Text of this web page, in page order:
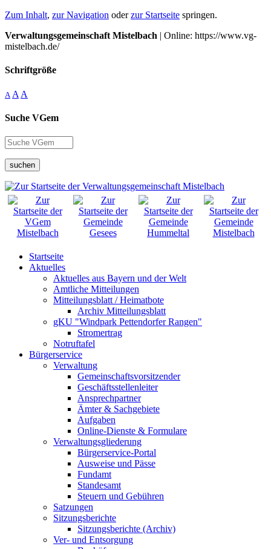
Zum Inhalt, zur Navigation oderzur Startseite springen.
Verwaltungsgemeinschaft Mistelbach | Online: https://www.vg-
mistelbach.de/
Schriftgröße
A A A
Suche VGem
suchen
Startseite
Aktuelles
Aktuelles aus Bayern und der Welt
Amtliche Mitteilungen
Mitteilungsblatt / Heimatbote
Archiv Mitteilungsblatt
gKU "Windpark Pettendorfer Rangen"
Stromertrag
Notruftafel
Bürgerservice
Verwaltung
Gemeinschaftsvorsitzender
Geschäftsstellenleiter
Ansprechpartner
Ämter & Sachgebiete
Aufgaben
Online-Dienste & Formulare
Verwaltungsgliederung
Bürgerservice-Portal
Ausweise und Pässe
Fundamt
Standesamt
Steuern und Gebühren
Satzungen
Sitzungsberichte
Sitzungsberichte (Archiv)
Ver- und Entsorgung